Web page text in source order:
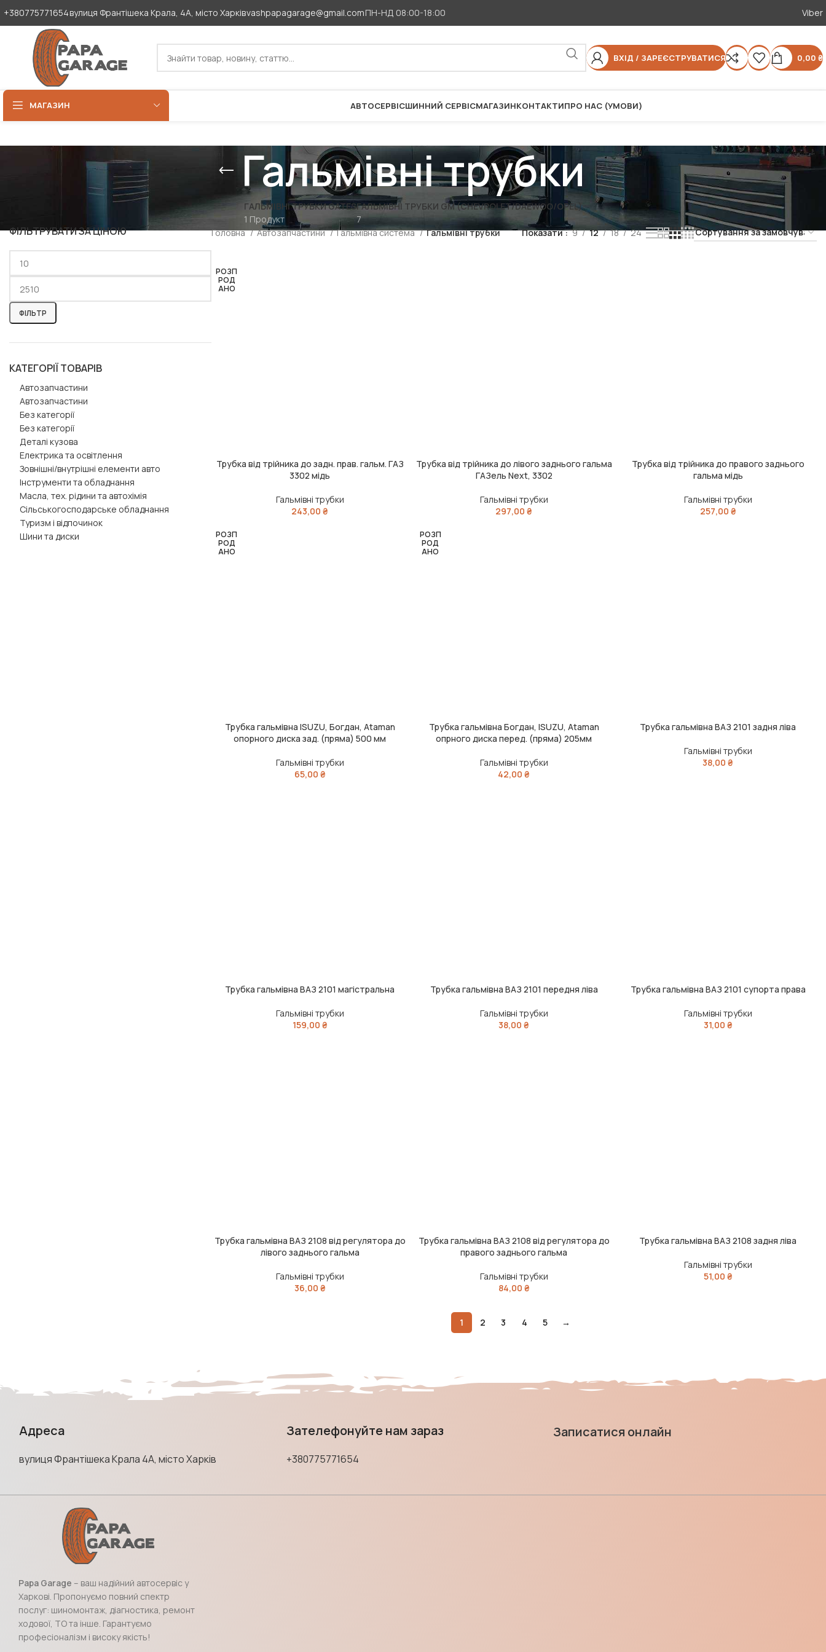
+380775771654вулиця Франтішека Крала, 4А, місто Харківvashpapagarage@gmail.comПН-НД 08:00-18:00 Viber
ВХІД / ЗАРЕЄСТРУВАТИСЯ 0,00 ₴
МАГАЗИН АВТОСЕРВІСШИННИЙ СЕРВІСМАГАЗИНКОНТАКТИПРО НАС (УМОВИ)
Гальмівні трубки
ГАЛЬМІВНІ ТРУБКИ GATES
1 Продукт
ГАЛЬМІВНІ ТРУБКИ GM (CHEVROLET/DAEWOO/OPEL)
7
ФІЛЬТРУВАТИ ЗА ЦІНОЮ
ФІЛЬТР
КАТЕГОРІЇ ТОВАРІВ
Автозапчастини
Автозапчастини
Без категорії
Без категорії
Деталі кузова
Електрика та освітлення
Зовнішні/внутрішні елементи авто
Інструменти та обладнання
Масла, тех. рідини та автохімія
Сільськогосподарське обладнання
Туризм і відпочинок
Шини та диски
Головна Автозапчастини Гальмівна система Гальмівні трубки Показати 9 12 18 24
РОЗП
РОД
АНО
ЧИТАТИ ДАЛІ
Трубка від трійника до задн. прав. гальм. ГАЗ
3302 мідь
Гальмівні трубки
243,00₴
ДОДАТИ В КОШИК
Трубка від трійника до лівого заднього гальма
ГАЗель Next, 3302
Гальмівні трубки
297,00₴
ДОДАТИ В КОШИК
Трубка від трійника до правого заднього
гальма мідь
Гальмівні трубки
257,00 ₴
РОЗП
РОД
АНО
ЧИТАТИ ДАЛІ
Трубка гальмівна ISUZU, Богдан, Ataman
опорного диска зад. (пряма) 500 мм
Гальмівні трубки
65,00 ₴
РОЗП
РОД
АНО
ЧИТАТИ ДАЛІ
Трубка гальмівна Богдан, ISUZU, Ataman
опрного диска перед. (пряма) 205мм
Гальмівні трубки
42,00₴
ДОДАТИ В КОШИК
Трубка гальмівна ВАЗ 2101 задня ліва
Гальмівні трубки
38,00₴
ДОДАТИ В КОШИК
Трубка гальмівна ВАЗ 2101 магістральна
Гальмівні трубки
159,00 ₴
ДОДАТИ В КОШИК
Трубка гальмівна ВАЗ 2101 передня ліва
Гальмівні трубки
38,00₴
ДОДАТИ В КОШИК
Трубка гальмівна ВАЗ 2101 супорта права
Гальмівні трубки
31,00 ₴
ДОДАТИ В КОШИК
Трубка гальмівна ВАЗ 2108 від регулятора до
лівого заднього гальма
Гальмівні трубки
36,00 ₴
ДОДАТИ В КОШИК
Трубка гальмівна ВАЗ 2108 від регулятора до
правого заднього гальма
Гальмівні трубки
84,00 ₴
ДОДАТИ В КОШИК
Трубка гальмівна ВАЗ 2108 задня ліва
Гальмівні трубки
51,00 ₴
1 2 3 4 5 →
Адреса
вулиця Франтішека Крала 4А, місто Харків
Зателефонуйте нам зараз
+380775771654
Записатися онлайн
Papa Garage – ваш надійний автосервіс у
Харкові. Пропонуємо повний спектр
послуг: шиномонтаж, діагностика, ремонт
ходової, ТО та інше. Гарантуємо
професіоналізм і високу якість!